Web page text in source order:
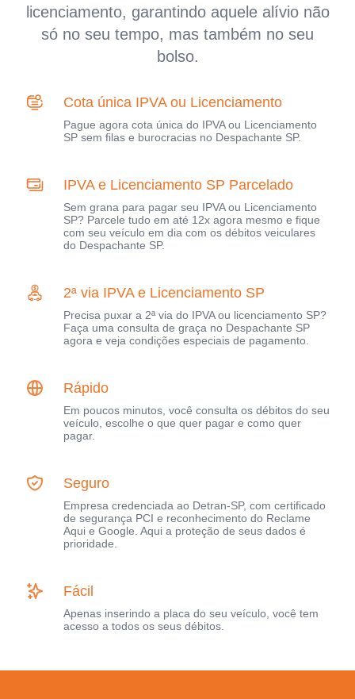
licenciamento, garantindo aquele alívio não
só no seu tempo, mas também no seu
bolso.
Cota única IPVA ou Licenciamento
Pague agora cota única do IPVA ou Licenciamento
SP sem filas e burocracias no Despachante SP.
IPVA e Licenciamento SP Parcelado
Sem grana para pagar seu IPVA ou Licenciamento
SP? Parcele tudo em até 12x agora mesmo e fique
com seu veículo em dia com os débitos veiculares
do Despachante SP.
2ª via IPVA e Licenciamento SP
Precisa puxar a 2ª via do IPVA ou licenciamento SP?
Faça uma consulta de graça no Despachante SP
agora e veja condições especiais de pagamento.
Rápido
Em poucos minutos, você consulta os débitos do seu
veículo, escolhe o que quer pagar e como quer
pagar.
Seguro
Empresa credenciada ao Detran-SP, com certificado
de segurança PCI e reconhecimento do Reclame
Aqui e Google. Aqui a proteção de seus dados é
prioridade.
Fácil
Apenas inserindo a placa do seu veículo, você tem
acesso a todos os seus débitos.